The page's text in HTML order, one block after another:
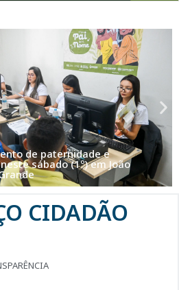
de segurança em aplicativos
DPE-PB e condena duas
CIDADÃO